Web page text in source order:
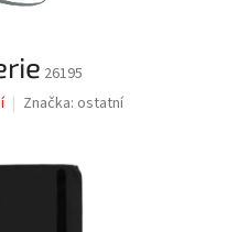
26195
Značka: ostatní